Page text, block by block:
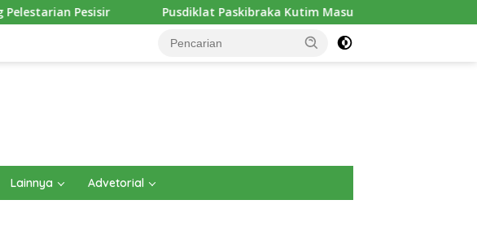
Pusdiklat Paskibraka Kutim Masuk Hari Keenam, Latihan Makin Intensif Jelang
Lainnya Advetorial